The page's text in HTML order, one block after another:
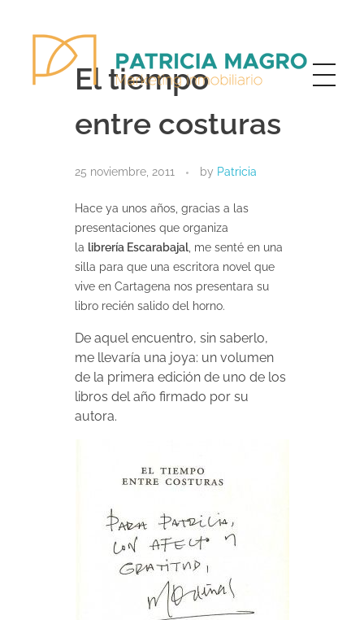
El tiempo
entre costuras
25 noviembre, 2011 by Patricia
Hace ya unos años, gracias a las
presentaciones que organiza
la librería Escarabajal, me senté en una
silla para que una escritora novel que
vive en Cartagena nos presentara su
libro recién salido del horno.
De aquel encuentro, sin saberlo,
me llevaría una joya: un volumen
de la primera edición de uno de los
libros del año firmado por su
autora.